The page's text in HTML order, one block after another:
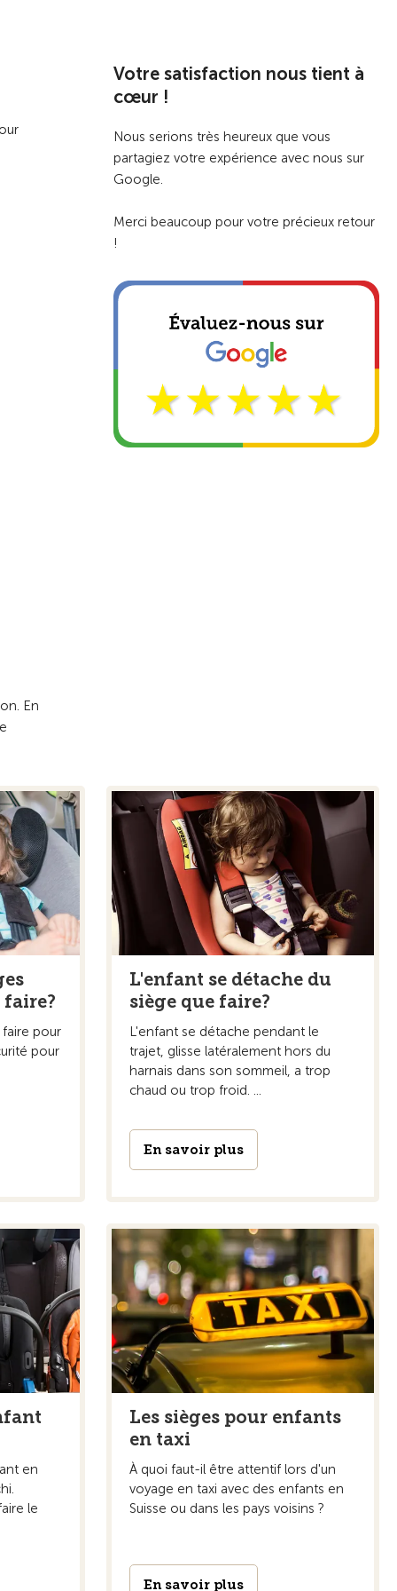
Votre satisfaction nous tient à
cœur !
Nous serions très heureux que vous
partagiez votre expérience avec nous sur
Google.
Merci beaucoup pour votre précieux retour
!
En
pour
pour
L'enfant se détache du
siège que faire?
L'enfant se détache pendant le
trajet, glisse latéralement hors du
harnais dans son sommeil, a trop
chaud ou trop froid. ...
En savoir plus
en
le
Les sièges pour enfants
en taxi
À quoi faut-il être attentif lors d'un
voyage en taxi avec des enfants en
Suisse ou dans les pays voisins ?
En savoir plus